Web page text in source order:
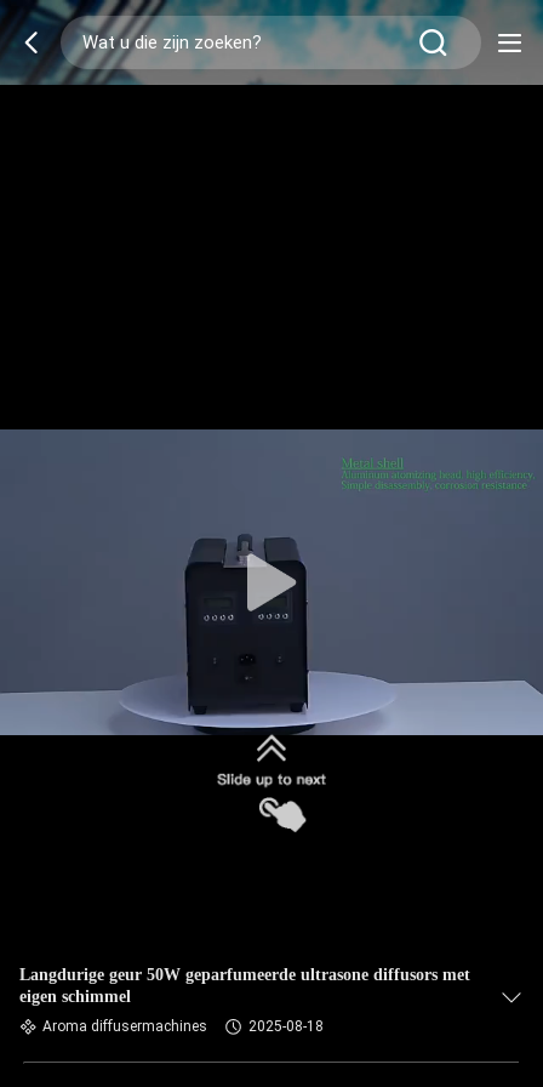
Langdurige geur 50W geparfumeerde ultrasone diffusors met
eigen schimmel
Aroma diffusermachines 2025-08-18